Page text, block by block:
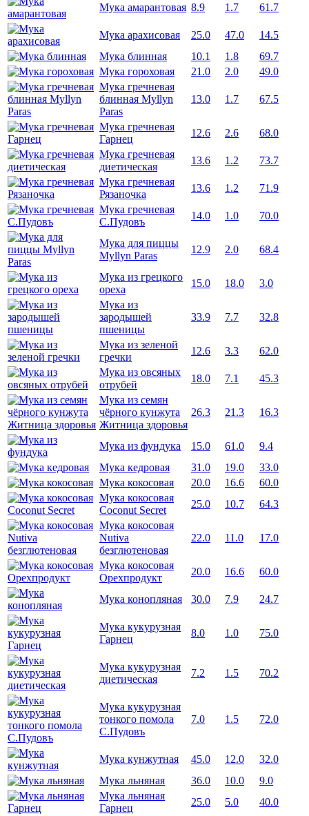
Мука амарантовая 8.9 1.7 61.7
Мука арахисовая 25.0 47.0
14.5
Мука блинная
10.1 1.8
69.7
Мука гороховая
21.0 2.0
49.0
Мука гречневая
блинная Myllyn
Paras
13.0 1.7 67.5
Мука гречневая
Гарнец
12.6 2.6
68.0
Мука гречневая
диетическая
13.6 1.2
73.7
Мука гречневая
Рязаночка
13.6 1.2
71.9
Мука гречневая
С.Пудовъ
14.0 1.0 70.0
Мука для пиццы
Myllyn Paras
12.9 2.0 68.4
Мука из грецкого
ореха
15.0 18.0
3.0
Мука из
зародышей
пшеницы
33.9 7.7 32.8
Мука из зеленой
гречки
12.6 3.3
62.0
Мука из овсяных
отрубей
18.0 7.1
45.3
Мука из семян
чёрного кунжута
Житница здоровья
26.3 21.3 16.3
Мука из фундука 15.0 61.0
9.4
Мука кедровая
31.0 19.0
33.0
Мука кокосовая
20.0 16.6
60.0
Мука кокосовая
Coconut Secret
25.0 10.7
64.3
Мука кокосовая
Nutiva
безглютеновая
22.0 11.0 17.0
Мука кокосовая
Орехпродукт
20.0 16.6 60.0
Мука конопляная 30.0 7.9 24.7
Мука кукурузная
Гарнец
8.0 1.0 75.0
Мука кукурузная
диетическая
7.2 1.5 70.2
Мука кукурузная
тонкого помола
С.Пудовъ
7.0 1.5 72.0
Мука кунжутная 45.0 12.0
32.0
Мука льняная
36.0 10.0
9.0
Мука льняная
Гарнец
25.0 5.0
40.0